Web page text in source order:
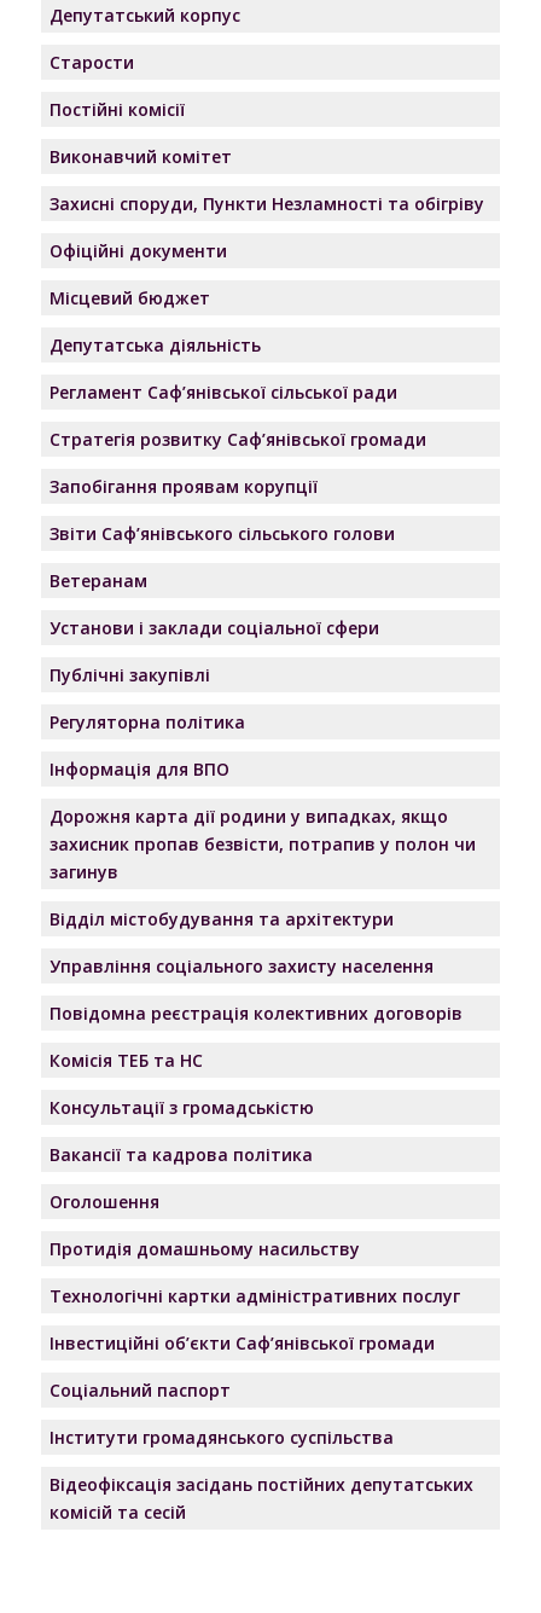
Депутатський корпус
Старости
Постійні комісії
Виконавчий комітет
Захисні споруди, Пункти Незламності та обігріву
Офіційні документи
Місцевий бюджет
Депутатська діяльність
Регламент Саф’янівської сільської ради
Стратегія розвитку Саф’янівської громади
Запобігання проявам корупції
Звіти Саф’янівського сільського голови
Ветеранам
Установи і заклади соціальної сфери
Публічні закупівлі
Регуляторна політика
Інформація для ВПО
Дорожня карта дії родини у випадках, якщо
захисник пропав безвісти, потрапив у полон чи
загинув
Відділ містобудування та архітектури
Управління соціального захисту населення
Повідомна реєстрація колективних договорів
Комісія ТЕБ та НС
Консультації з громадськістю
Вакансії та кадрова політика
Оголошення
Протидія домашньому насильству
Технологічні картки адміністративних послуг
Інвестиційні об’єкти Саф’янівської громади
Соціальний паспорт
Інститути громадянського суспільства
Відеофіксація засідань постійних депутатських
комісій та сесій